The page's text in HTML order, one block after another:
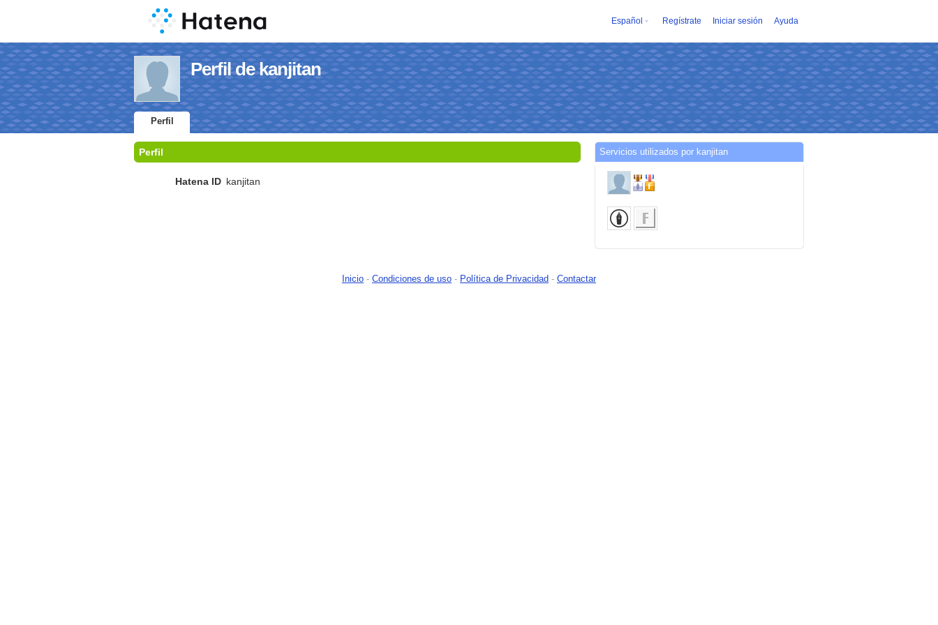
Español Regístrate Iniciar sesión Ayuda
Perfil de kanjitan
Perfil
Perfil
Hatena ID kanjitan
Servicios utilizados por kanjitan
Inicio - Condiciones de uso - Política de Privacidad - Contactar